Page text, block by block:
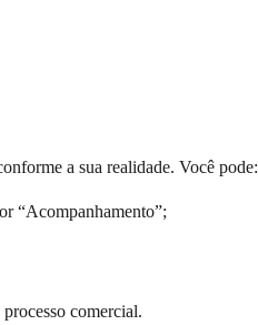
a sua realidade. Você pode:
“Acompanhamento”;
comercial.